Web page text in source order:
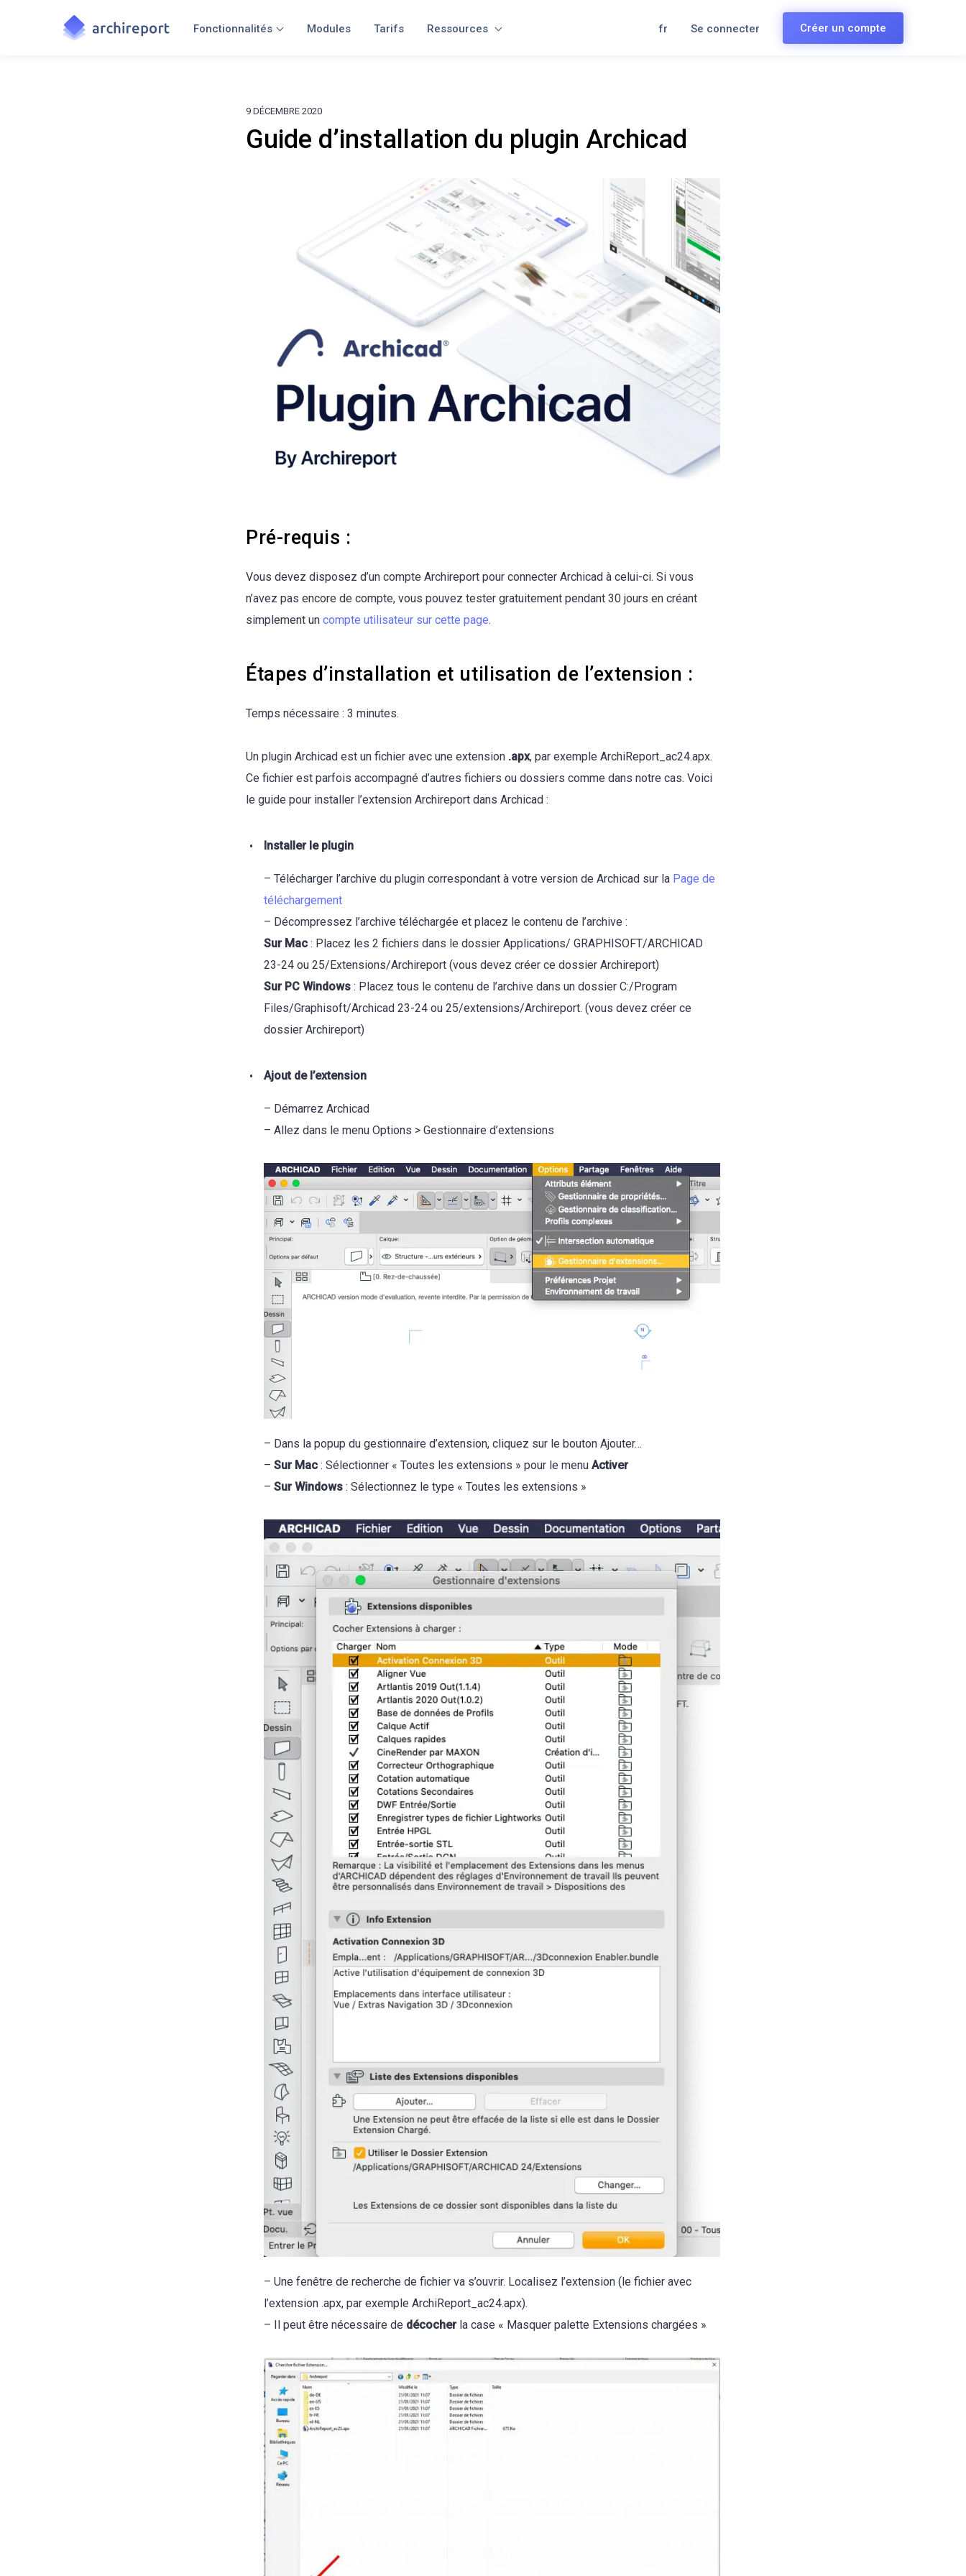
Fonctionnalités Modules Tarifs Ressources fr Se connecter Créer un compte
9 DÉCEMBRE 2020
Guide d’installation du plugin Archicad
Pré-requis :
Vous devez disposez d’un compte Archireport pour connecter Archicad à celui-ci. Si vous
n’avez pas encore de compte, vous pouvez tester gratuitement pendant 30 jours en créant
simplement un compte utilisateur sur cette page.
Étapes d’installation et utilisation de l’extension :
Temps nécessaire : 3 minutes.
Un plugin Archicad est un fichier avec une extension .apx, par exemple ArchiReport_ac24.apx.
Ce fichier est parfois accompagné d’autres fichiers ou dossiers comme dans notre cas. Voici
le guide pour installer l’extension Archireport dans Archicad :
Installer le plugin
– Télécharger l’archive du plugin correspondant à votre version de Archicad sur la Page de
téléchargement
– Décompressez l’archive téléchargée et placez le contenu de l’archive :
Sur Mac : Placez les 2 fichiers dans le dossier Applications/ GRAPHISOFT/ARCHICAD
23-24 ou 25/Extensions/Archireport (vous devez créer ce dossier Archireport)
Sur PC Windows : Placez tous le contenu de l’archive dans un dossier C:/Program
Files/Graphisoft/Archicad 23-24 ou 25/extensions/Archireport. (vous devez créer ce
dossier Archireport)
Ajout de l’extension
– Démarrez Archicad
– Allez dans le menu Options > Gestionnaire d’extensions
– Dans la popup du gestionnaire d’extension, cliquez sur le bouton Ajouter…
– Sur Mac : Sélectionner « Toutes les extensions » pour le menu Activer
– Sur Windows : Sélectionnez le type « Toutes les extensions »
– Une fenêtre de recherche de fichier va s’ouvrir. Localisez l’extension (le fichier avec
l’extension .apx, par exemple ArchiReport_ac24.apx).
– Il peut être nécessaire de décocherla case « Masquer palette Extensions chargées »